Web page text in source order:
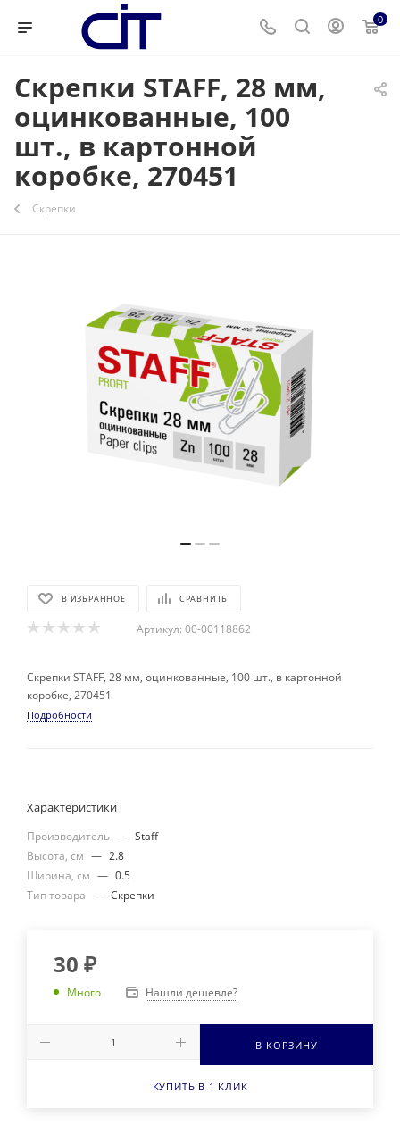
0
Скрепки STAFF, 28 мм,
оцинкованные, 100
шт., в картонной
коробке, 270451
Скрепки
В ИЗБРАННОЕ СРАВНИТЬ
Артикул: 00-00118862
Скрепки STAFF, 28 мм, оцинкованные, 100 шт., в картонной
коробке, 270451
Подробности
Характеристики
Производитель — Staff
Высота, см — 2.8
Ширина, см — 0.5
Тип товара — Скрепки
30 ₽
Много Нашли дешевле?
В КОРЗИНУ
КУПИТЬ В 1 КЛИК